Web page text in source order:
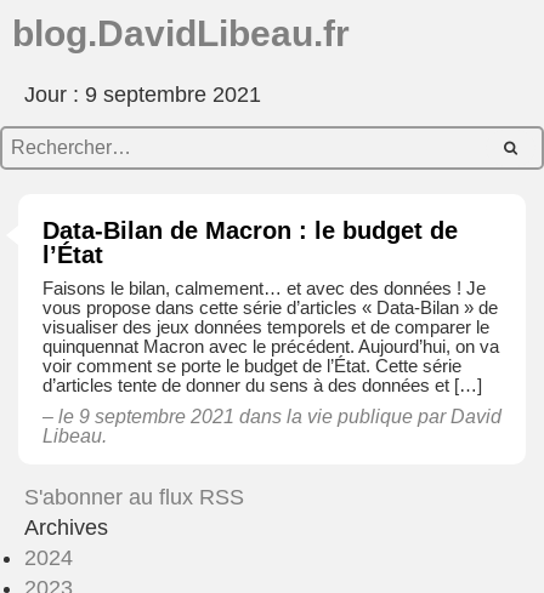
blog.DavidLibeau.fr
Jour : 9 septembre 2021
Data-Bilan de Macron : le budget de
l’État
Faisons le bilan, calmement… et avec des données ! Je
vous propose dans cette série d’articles « Data-Bilan » de
visualiser des jeux données temporels et de comparer le
quinquennat Macron avec le précédent. Aujourd’hui, on va
voir comment se porte le budget de l’État. Cette série
d’articles tente de donner du sens à des données et […]
– le 9 septembre 2021 dans la vie publique par David
Libeau.
S'abonner au flux RSS
Archives
2024
2023